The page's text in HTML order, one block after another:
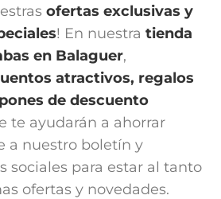
ofertas exclusivas y
! En nuestra tienda
en Balaguer,
atractivos, regalos
de descuento
te ayudarán a ahorrar
a nuestro boletín y
sociales para estar al tanto
ofertas y novedades.